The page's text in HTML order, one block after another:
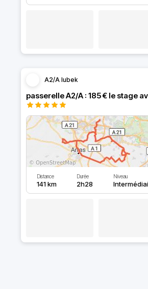
A2/A lubek
Distance
141 km
Durée
2h28
Niveau